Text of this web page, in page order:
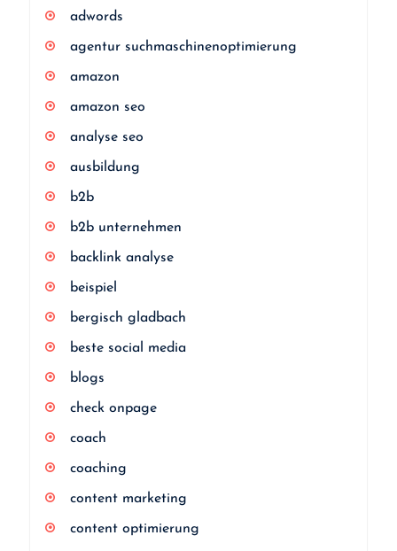
adwords
agentur suchmaschinenoptimierung
amazon
amazon seo
analyse seo
ausbildung
b2b
b2b unternehmen
backlink analyse
beispiel
bergisch gladbach
beste social media
blogs
check onpage
coach
coaching
content marketing
content optimierung